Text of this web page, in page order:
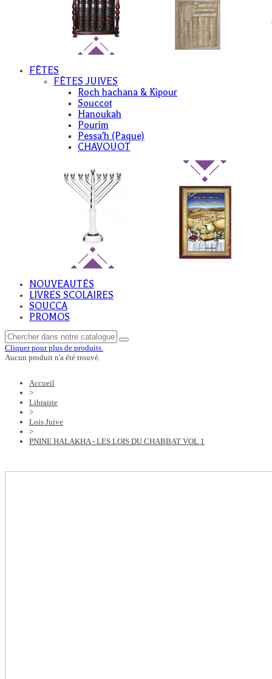
FÊTES
FÊTES JUIVES
Roch hachana & Kipour
Souccot
Hanoukah
Pourim
Pessa'h (Paque)
CHAVOUOT
NOUVEAUTÉS
LIVRES SCOLAIRES
SOUCCA
PROMOS
Cliquer pour plus de produits.
Aucun produit n'a été trouvé.
Accueil
>
Librairie
>
Lois Juive
>
PNINE HALAKHA - LES LOIS DU CHABBAT VOL 1